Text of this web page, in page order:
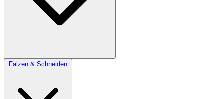
Falzen & Schneiden